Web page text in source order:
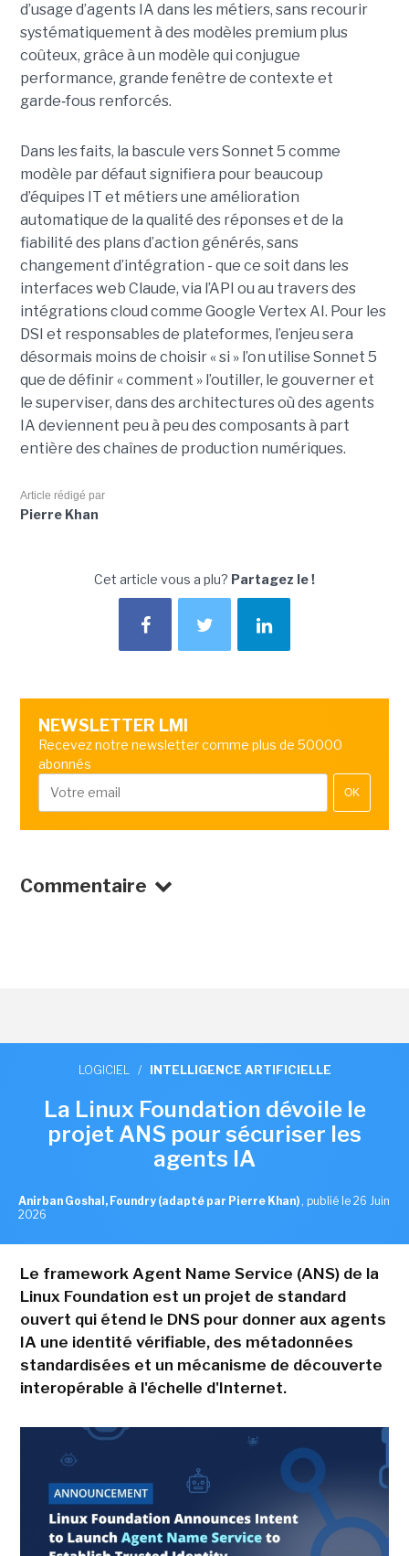
d’usage d’agents IA dans les métiers, sans recourir
systématiquement à des modèles premium plus
coûteux, grâce à un modèle qui conjugue
performance, grande fenêtre de contexte et
garde‑fous renforcés.
Dans les faits, la bascule vers Sonnet 5 comme
modèle par défaut signifiera pour beaucoup
d’équipes IT et métiers une amélioration
automatique de la qualité des réponses et de la
fiabilité des plans d’action générés, sans
changement d’intégration - que ce soit dans les
interfaces web Claude, via l’API ou au travers des
intégrations cloud comme Google Vertex AI. Pour les
DSI et responsables de plateformes, l’enjeu sera
désormais moins de choisir « si » l’on utilise Sonnet 5
que de définir « comment » l’outiller, le gouverner et
le superviser, dans des architectures où des agents
IA deviennent peu à peu des composants à part
entière des chaînes de production numériques.
Article rédigé par
Pierre Khan
Cet article vous a plu? Partagez le !
NEWSLETTER LMI
Recevez notre newsletter comme plus de 50000
abonnés
OK
Commentaire
LOGICIEL / INTELLIGENCE ARTIFICIELLE
La Linux Foundation dévoile le
projet ANS pour sécuriser les
agents IA
Anirban Goshal, Foundry (adapté par Pierre Khan) , publié le 26 Juin
2026
Le framework Agent Name Service (ANS) de la
Linux Foundation est un projet de standard
ouvert qui étend le DNS pour donner aux agents
IA une identité vérifiable, des métadonnées
standardisées et un mécanisme de découverte
interopérable à l'échelle d'Internet.